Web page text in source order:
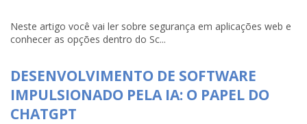
Neste artigo você vai ler sobre segurança em aplicações web e
conhecer as opções dentro do Sc...
DESENVOLVIMENTO DE SOFTWARE
IMPULSIONADO PELA IA: O PAPEL DO
CHATGPT